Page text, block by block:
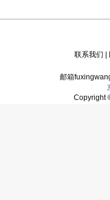
联系我们
邮箱
Copyright